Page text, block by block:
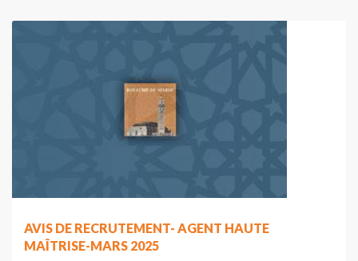
AVIS DE RECRUTEMENT- AGENT HAUTE
MAÎTRISE-MARS 2025